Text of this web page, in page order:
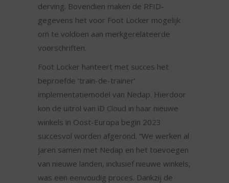
derving. Bovendien maken de RFID-
gegevens het voor Foot Locker mogelijk
om te voldoen aan merkgerelateerde
voorschriften.
Foot Locker hanteert met succes het
beproefde ’train-de-trainer’
implementatiemodel van Nedap. Hierdoor
kon de uitrol van iD Cloud in haar nieuwe
winkels in Oost-Europa begin 2023
succesvol worden afgerond. “We werken al
jaren samen met Nedap en het toevoegen
van nieuwe landen, inclusief nieuwe winkels,
was een eenvoudig proces. Dankzij de